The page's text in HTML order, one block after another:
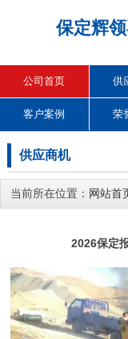
保定辉
公司首页 供
客户案例 荣
供应商机
当前所在位置： 网站首
2026保定